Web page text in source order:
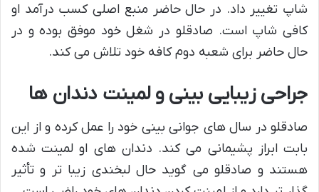
شاپ تغییر داد. در حال حاضر منبع اصلی کسب درآمد او
کافی شاپ است. صادقلو در شغل خود موفق بوده و در
حال حاضر برای شعبه دوم کافه خود تلاش می کند.
جراحی زیبایی بینی و لمینت دندان ها
صادقلو در سال های جوانی بینی خود را عمل کرده و از این
بابت ابراز پشیمانی می کند. دندان های او لمینت شده
هستند و صادقلو می گوید حال لبخندی زیبا تر و تأثیر